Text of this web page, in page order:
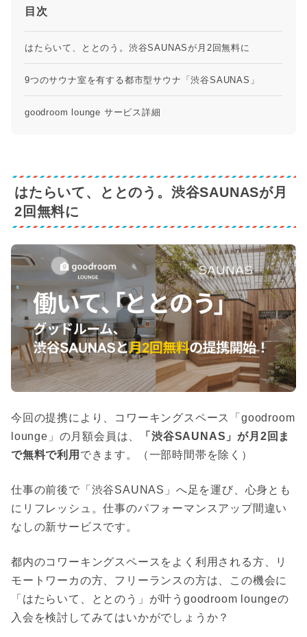
目次
はたらいて、ととのう。渋谷SAUNASが月2回無料に
9つのサウナ室を有する都市型サウナ「渋谷SAUNAS」
goodroom lounge サービス詳細
はたらいて、ととのう。渋谷SAUNASが月
2回無料に
今回の提携により、コワーキングスペース「goodroom
lounge」の月額会員は、
「渋谷SAUNAS」が月2回ま
で無料で利用 できます。（一部時間帯を除く）
仕事の前後で「渋谷SAUNAS」へ足を運び、心身とも
にリフレッシュ。仕事のパフォーマンスアップ間違い
なしの新サービスです。
都内のコワーキングスペースをよく利用される方、リ
モートワーカの方、フリーランスの方は、この機会に
「はたらいて、ととのう」が叶うgoodroom loungeの
入会を検討してみてはいかがでしょうか？